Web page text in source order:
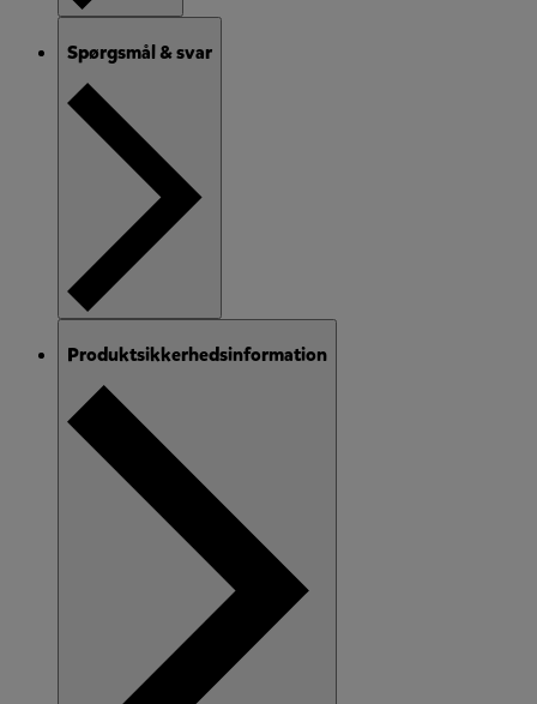
Spørgsmål & svar
Produktsikkerhedsinformation